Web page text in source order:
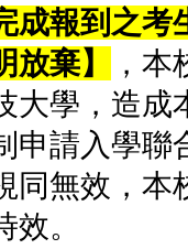
成報到之
棄】
，
大學，造成
申請入學聯
同無效，本
。